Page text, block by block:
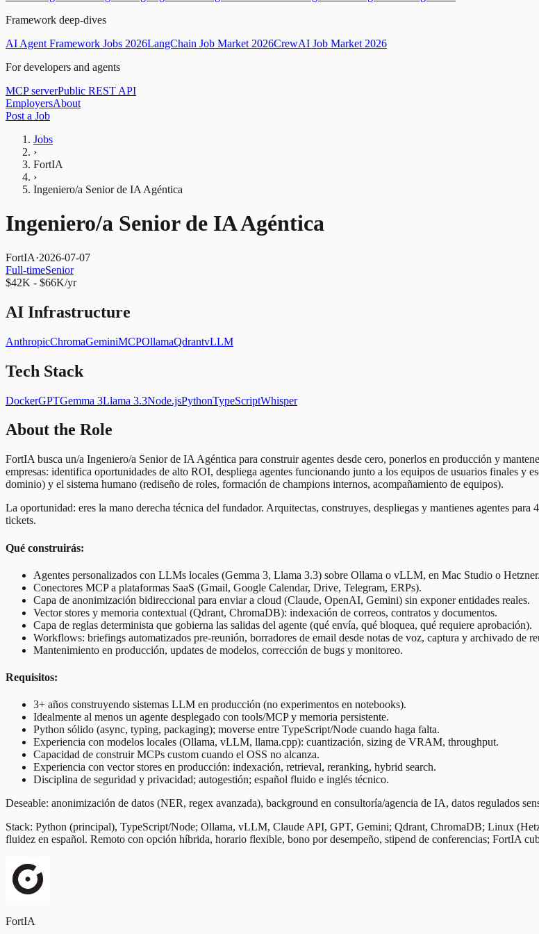
Framework deep-dives
AI Agent Framework Jobs 2026LangChain Job Market 2026CrewAI Job Market 2026
For developers and agents
MCP serverPublic REST API
EmployersAbout
Post a Job
Jobs
›
FortIA
›
Ingeniero/a Senior de IA Agéntica
Ingeniero/a Senior de IA Agéntica
FortIA·2026-07-07
Full-timeSenior
$42K - $66K/yr
AI Infrastructure
AnthropicChromaGeminiMCPOllamaQdrantvLLM
Tech Stack
DockerGPTGemma 3Llama 3.3Node.jsPythonTypeScriptWhisper
About the Role
FortIA busca un/a Ingeniero/a Senior de IA Agéntica para construir agentes desde cero, ponerlos en producción y
empresas: identifica oportunidades de alto ROI, despliega agentes funcionando junto a los equipos de usuarios finales y
dominio) y el sistema humano (rediseño de roles, formación de champions internos, acompañamiento de equipos).
La oportunidad: eres la mano derecha técnica del fundador. Arquitectas, construyes, despliegas y mantienes agentes
tickets.
Qué construirás:
Agentes personalizados con LLMs locales (Gemma 3, Llama 3.3) sobre Ollama o vLLM, en Mac Studio o Hetzner.
Conectores MCP a plataformas SaaS (Gmail, Google Calendar, Drive, Telegram, ERPs).
Capa de anonimización bidireccional para enviar a cloud (Claude, OpenAI, Gemini) sin exponer entidades reales.
Vector stores y memoria contextual (Qdrant, ChromaDB): indexación de correos, contratos y documentos.
Capa de reglas determinista que gobierna las salidas del agente (qué envía, qué bloquea, qué requiere aprobación).
Workflows: briefings automatizados pre-reunión, borradores de email desde notas de voz, captura y archivado de
Mantenimiento en producción, updates de modelos, corrección de bugs y monitoreo.
Requisitos:
3+ años construyendo sistemas LLM en producción (no experimentos en notebooks).
Idealmente al menos un agente desplegado con tools/MCP y memoria persistente.
Python sólido (async, typing, packaging); moverse entre TypeScript/Node cuando haga falta.
Experiencia con modelos locales (Ollama, vLLM, llama.cpp): cuantización, sizing de VRAM, throughput.
Capacidad de construir MCPs custom cuando el OSS no alcanza.
Experiencia con vector stores en producción: indexación, retrieval, reranking, hybrid search.
Disciplina de seguridad y privacidad; autogestión; español fluido e inglés técnico.
Deseable: anonimización de datos (NER, regex avanzada), background en consultoría/agencia de IA, datos regulados
Stack: Python (principal), TypeScript/Node; Ollama, vLLM, Claude API, GPT, Gemini; Qdrant, ChromaDB; Linux
fluidez en español. Remoto con opción híbrida, horario flexible, bono por desempeño, stipend de conferencias; FortIA
FortIA